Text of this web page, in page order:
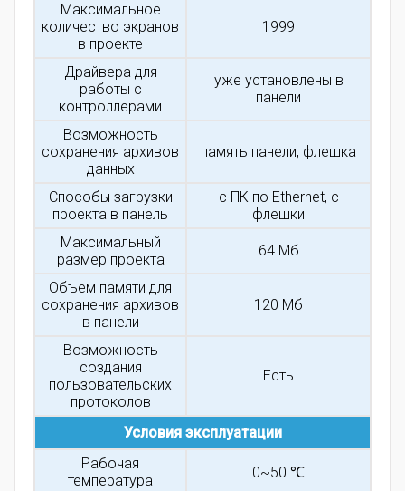
Максимальное
количество экранов
в проекте
1999
Драйвера для
работы с
контроллерами
уже установлены в
панели
Возможность
сохранения архивов
данных
память панели, флешка
Способы загрузки
проекта в панель
с ПК по Ethernet, с
флешки
Максимальный
размер проекта
64 Мб
Объем памяти для
сохранения архивов
в панели
120 Мб
Возможность
создания
пользовательских
протоколов
Есть
Условия эксплуатации
Рабочая
температура
0~50 ℃